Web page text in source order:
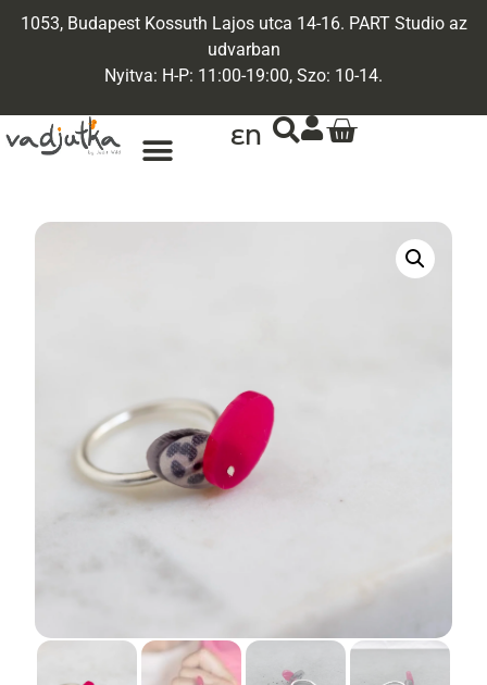
1053, Budapest Kossuth Lajos utca 14-16. PART Studio az
udvarban
Nyitva: H-P: 11:00-19:00, Szo: 10-14.
EN